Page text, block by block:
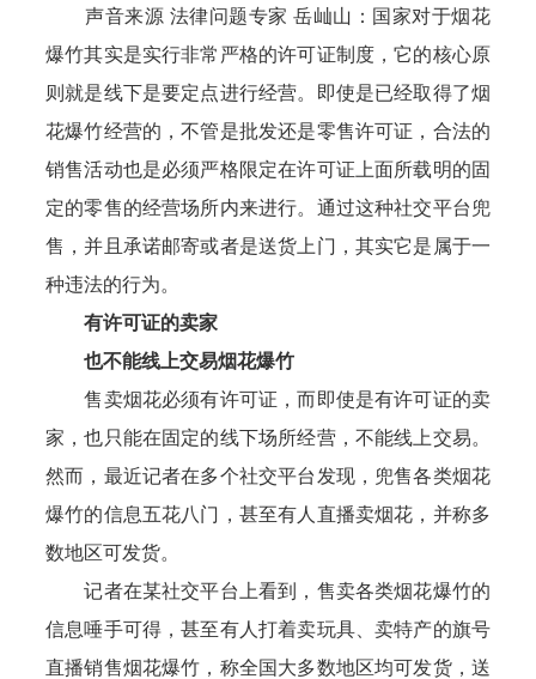
声音来源 法律问题专家 岳屾山：国家对于烟花
爆竹其实是实行非常严格的许可证制度，它的核心原
则就是线下是要定点进行经营。即使是已经取得了烟
花爆竹经营的，不管是批发还是零售许可证，合法的
销售活动也是必须严格限定在许可证上面所载明的固
定的零售的经营场所内来进行。通过这种社交平台兜
售，并且承诺邮寄或者是送货上门，其实它是属于一
种违法的行为。
有许可证的卖家
也不能线上交易烟花爆竹
售卖烟花必须有许可证，而即使是有许可证的卖
家，也只能在固定的线下场所经营，不能线上交易。
然而，最近记者在多个社交平台发现，兜售各类烟花
爆竹的信息五花八门，甚至有人直播卖烟花，并称多
数地区可发货。
记者在某社交平台上看到，售卖各类烟花爆竹的
信息唾手可得，甚至有人打着卖玩具、卖特产的旗号
直播销售烟花爆竹，称全国大多数地区均可发货，送